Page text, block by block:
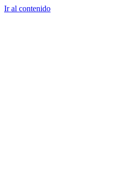
Ir al contenido